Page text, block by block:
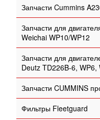
Запчасти Cummins
Запчасти для
Weichai WP10/WP12
Запчасти для
Deutz TD226B-6, WP6,
Запчасти CUMMINS
Фильтры Fleetguard